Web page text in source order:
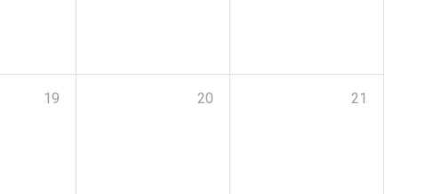
19 20 21